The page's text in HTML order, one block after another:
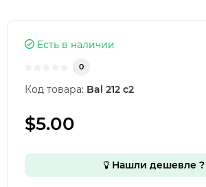
Есть в наличии
0
Код товара: Bal 212 c2
$5.00
Нашли дешевле ?